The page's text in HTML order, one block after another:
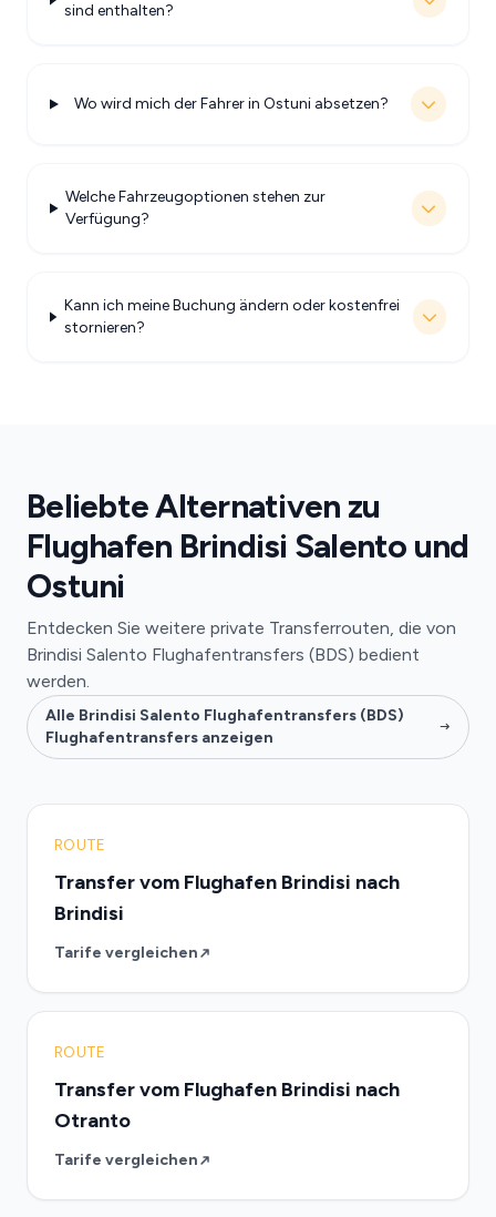
sind enthalten?
Wo wird mich der Fahrer in Ostuni absetzen?
Welche Fahrzeugoptionen stehen zur
Verfügung?
Kann ich meine Buchung ändern oder kostenfrei
stornieren?
Beliebte Alternativen zu
Flughafen Brindisi Salento und
Ostuni
Entdecken Sie weitere private Transferrouten, die von
Brindisi Salento Flughafentransfers (BDS) bedient
werden.
Alle Brindisi Salento Flughafentransfers (BDS)
Flughafentransfers anzeigen
ROUTE
Transfer vom Flughafen Brindisi nach
Brindisi
Tarife vergleichen
ROUTE
Transfer vom Flughafen Brindisi nach
Otranto
Tarife vergleichen